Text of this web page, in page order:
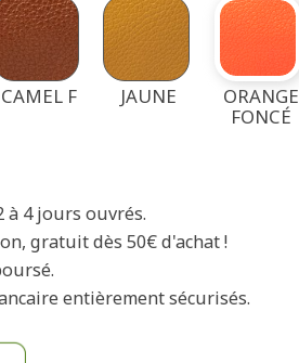
CAMEL F JAUNE
ORANGE
FONCÉ
à 4 jours ouvrés.
gratuit dès 50€ d'achat !
entièrement sécurisés.